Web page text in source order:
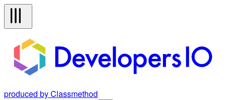
produced by Classmethod